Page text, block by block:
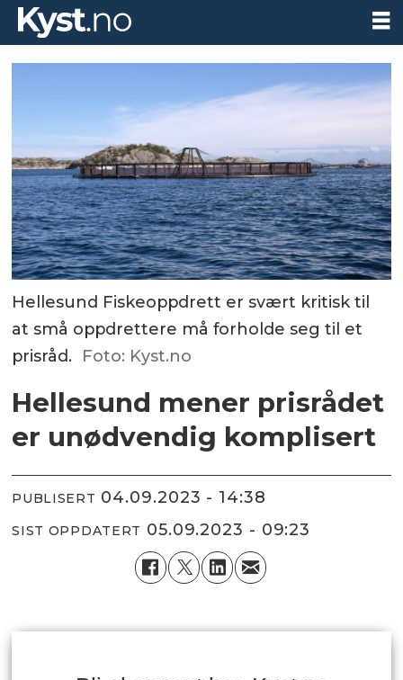
Hellesund Fiskeoppdrett er svært kritisk til
at små oppdrettere må forholde seg til et
prisråd. Foto: Kyst.no
Hellesund mener prisrådet
er unødvendig komplisert
PUBLISERT 04.09.2023 - 14:38
SIST OPPDATERT 05.09.2023 - 09:23